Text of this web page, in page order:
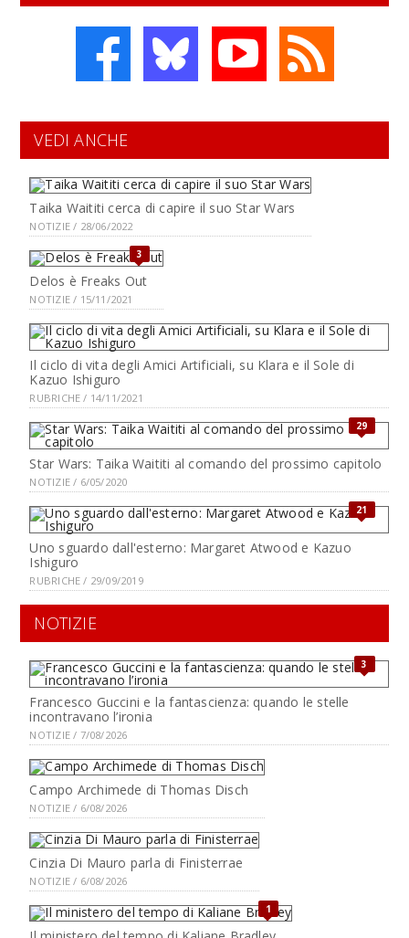
VEDI ANCHE
Taika Waititi cerca di capire il suo Star Wars
NOTIZIE / 28/06/2022
3
Delos è Freaks Out
NOTIZIE / 15/11/2021
Il ciclo di vita degli Amici Artificiali, su Klara e il Sole di
Kazuo Ishiguro
RUBRICHE / 14/11/2021
29
Star Wars: Taika Waititi al comando del prossimo capitolo
NOTIZIE / 6/05/2020
21
Uno sguardo dall'esterno: Margaret Atwood e Kazuo
Ishiguro
RUBRICHE / 29/09/2019
NOTIZIE
3
Francesco Guccini e la fantascienza: quando le stelle
incontravano l’ironia
NOTIZIE / 7/08/2026
Campo Archimede di Thomas Disch
NOTIZIE / 6/08/2026
Cinzia Di Mauro parla di Finisterrae
NOTIZIE / 6/08/2026
1